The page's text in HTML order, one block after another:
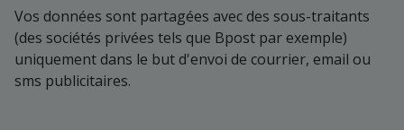
Vos données sont partagées avec des sous-traitants
(des sociétés privées tels que Bpost par exemple)
uniquement dans le but d'envoi de courrier, email ou
sms publicitaires.